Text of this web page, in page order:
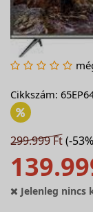
Cikkszám:
299.999 Ft(-
Jelenleg nincs